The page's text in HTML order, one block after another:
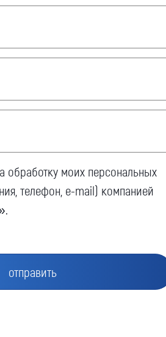
обработку моих персональных
телефон, e-mail) компанией
(обязательно)